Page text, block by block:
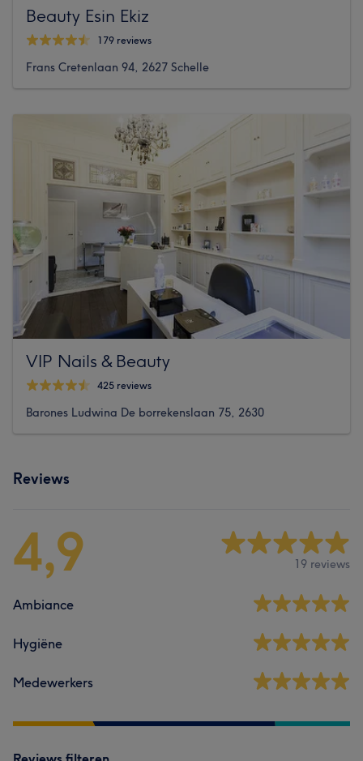
Beauty Esin Ekiz
179 reviews
Frans Cretenlaan 94, 2627 Schelle
VIP Nails & Beauty
425 reviews
Barones Ludwina De borrekenslaan 75, 2630
Reviews
4,9 19 reviews
Ambiance
Hygiëne
Medewerkers